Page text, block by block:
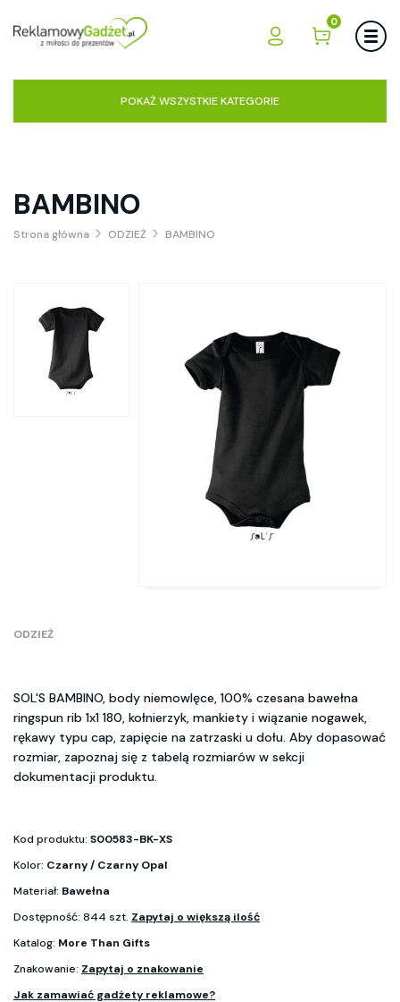
0
POKAŻ WSZYSTKIE KATEGORIE
BAMBINO
Strona główna ODZIEŻ BAMBINO
ODZIEŻ
SOL'S BAMBINO, body niemowlęce, 100% czesana bawełna
ringspun rib 1x1 180, kołnierzyk, mankiety i wiązanie nogawek,
rękawy typu cap, zapięcie na zatrzaski u dołu. Aby dopasować
rozmiar, zapoznaj się z tabelą rozmiarów w sekcji
dokumentacji produktu.
Kod produktu: S00583-BK-XS
Kolor: Czarny / Czarny Opal
Materiał: Bawełna
Dostępność: 844 szt. Zapytaj o większą ilość
Katalog: More Than Gifts
Znakowanie: Zapytaj o znakowanie
Jak zamawiać gadżety reklamowe?